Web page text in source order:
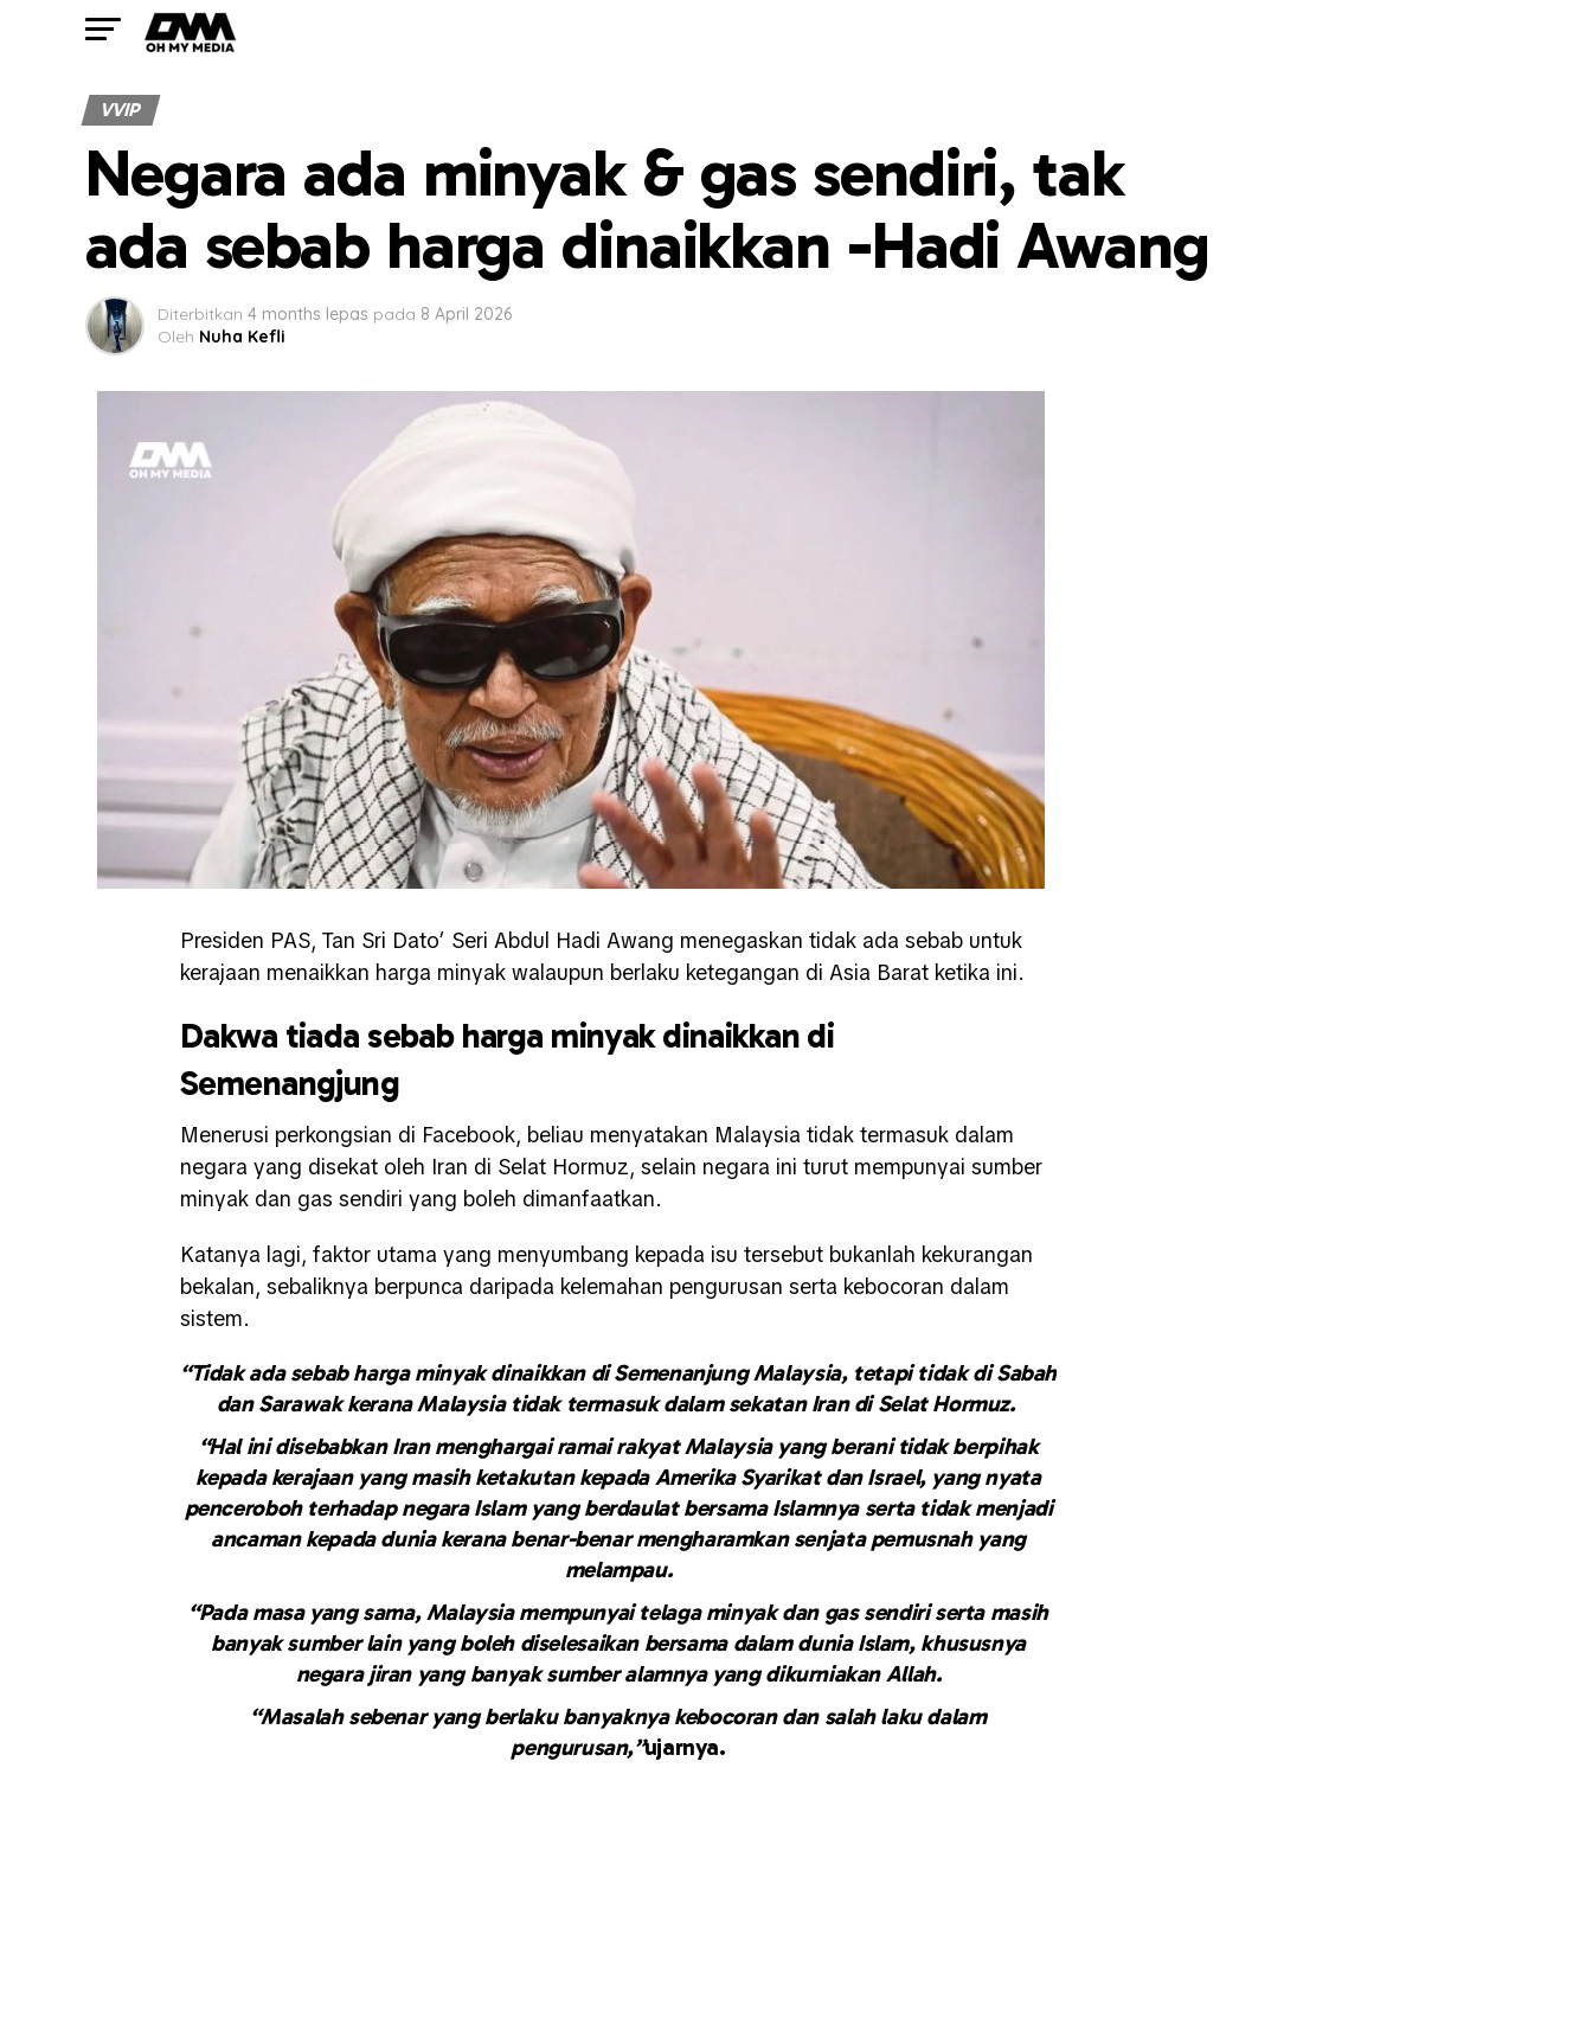
VVIP
Negara ada minyak & gas sendiri, tak
ada sebab harga dinaikkan -Hadi Awang
Diterbitkan 4 months lepas pada 8 April 2026
Oleh Nuha Kefli
Presiden PAS, Tan Sri Dato’ Seri Abdul Hadi Awang menegaskan tidak ada sebab untuk
kerajaan menaikkan harga minyak walaupun berlaku ketegangan di Asia Barat ketika ini.
Dakwa tiada sebab harga minyak dinaikkan di
Semenangjung
Menerusi perkongsian di Facebook, beliau menyatakan Malaysia tidak termasuk dalam
negara yang disekat oleh Iran di Selat Hormuz, selain negara ini turut mempunyai sumber
minyak dan gas sendiri yang boleh dimanfaatkan.
Katanya lagi, faktor utama yang menyumbang kepada isu tersebut bukanlah kekurangan
bekalan, sebaliknya berpunca daripada kelemahan pengurusan serta kebocoran dalam
sistem.
“Tidak ada sebab harga minyak dinaikkan di Semenanjung Malaysia, tetapi tidak di Sabah
dan Sarawak kerana Malaysia tidak termasuk dalam sekatan Iran di Selat Hormuz.
“Hal ini disebabkan Iran menghargai ramai rakyat Malaysia yang berani tidak berpihak
kepada kerajaan yang masih ketakutan kepada Amerika Syarikat dan Israel, yang nyata
penceroboh terhadap negara Islam yang berdaulat bersama Islamnya serta tidak menjadi
ancaman kepada dunia kerana benar-benar mengharamkan senjata pemusnah yang
melampau.
“Pada masa yang sama, Malaysia mempunyai telaga minyak dan gas sendiri serta masih
banyak sumber lain yang boleh diselesaikan bersama dalam dunia Islam, khususnya
negara jiran yang banyak sumber alamnya yang dikurniakan Allah.
“Masalah sebenar yang berlaku banyaknya kebocoran dan salah laku dalam
pengurusan,”ujarnya.